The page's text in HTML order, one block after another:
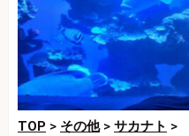
TOP > その他> サカナト >